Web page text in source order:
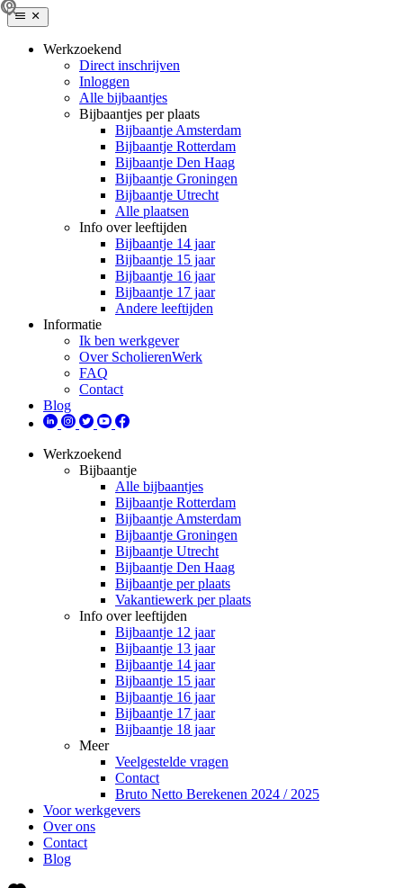
Werkzoekend
Direct inschrijven
Inloggen
Alle bijbaantjes
Bijbaantjes per plaats
Bijbaantje Amsterdam
Bijbaantje Rotterdam
Bijbaantje Den Haag
Bijbaantje Groningen
Bijbaantje Utrecht
Alle plaatsen
Info over leeftijden
Bijbaantje 14 jaar
Bijbaantje 15 jaar
Bijbaantje 16 jaar
Bijbaantje 17 jaar
Andere leeftijden
Informatie
Ik ben werkgever
Over ScholierenWerk
FAQ
Contact
Blog
Werkzoekend
Bijbaantje
Alle bijbaantjes
Bijbaantje Rotterdam
Bijbaantje Amsterdam
Bijbaantje Groningen
Bijbaantje Utrecht
Bijbaantje Den Haag
Bijbaantje per plaats
Vakantiewerk per plaats
Info over leeftijden
Bijbaantje 12 jaar
Bijbaantje 13 jaar
Bijbaantje 14 jaar
Bijbaantje 15 jaar
Bijbaantje 16 jaar
Bijbaantje 17 jaar
Bijbaantje 18 jaar
Meer
Veelgestelde vragen
Contact
Bruto Netto Berekenen 2024 / 2025
Voor werkgevers
Over ons
Contact
Blog